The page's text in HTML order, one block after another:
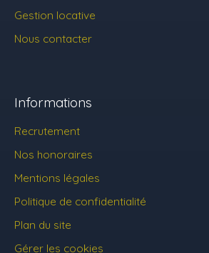
Gestion locative
Nous contacter
Informations
Recrutement
Nos honoraires
Mentions légales
Politique de confidentialité
Plan du site
Gérer les cookies